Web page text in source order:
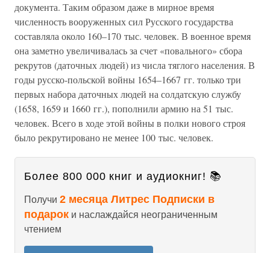
документа. Таким образом даже в мирное время
численность вооруженных сил Русского государства
составляла около 160–170 тыс. человек. В военное время
она заметно увеличивалась за счет «повального» сбора
рекрутов (даточных людей) из числа тяглого населения. В
годы русско-польской войны 1654–1667 гг. только три
первых набора даточных людей на солдатскую службу
(1658, 1659 и 1660 гг.), пополнили армию на 51 тыс.
человек. Всего в ходе этой войны в полки нового строя
было рекрутировано не менее 100 тыс. человек.
Более 800 000 книг и аудиокниг! 📚
Получи 2 месяца Литрес Подписки в
подарок и наслаждайся неограниченным
чтением